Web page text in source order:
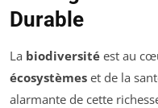
Durable
La biodiversité est au
écosystèmes et de la
alarmante de cette